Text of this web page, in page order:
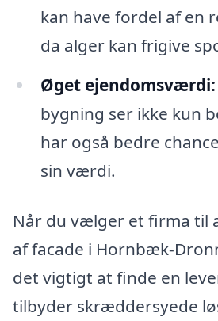
kan have fordel af en
da alger kan frigive
Øget ejendomsværdi:
bygning ser ikke kun
har også bedre
sin værdi.
Når du vælger et firma til
af facade i Hornbæk-
det vigtigt at finde en
tilbyder skræddersyede